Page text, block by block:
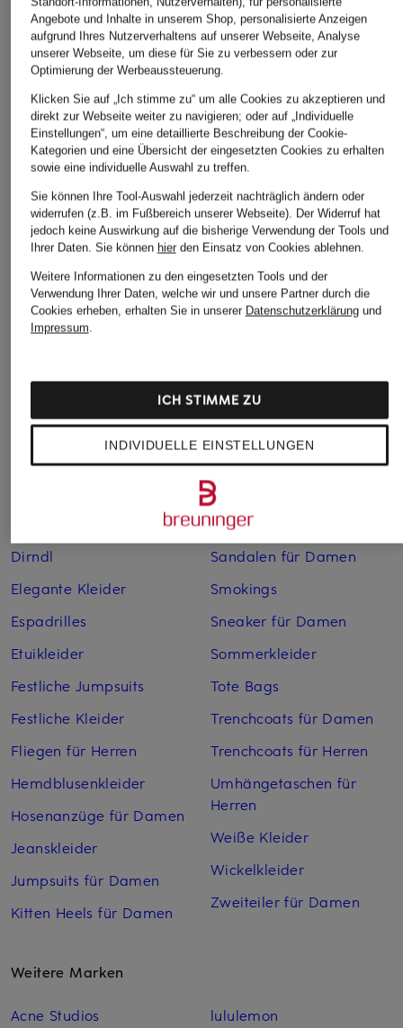
HARPER
CHF 179
Ursprünglich:CHF 359
MAINE
CHF 179
CHF 159
Ursprünglich:
Weitere Kategorien
Abendkleider
Anzüge für Herren
Boleros für Damen
Brautschuhe
Cowboy Boots für Damen
Dirndl
Elegante Kleider
Espadrilles
Etuikleider
Festliche Jumpsuits
Festliche Kleider
Fliegen für Herren
Hemdblusenkleider
Hosenanzüge für Damen
Jeanskleider
Jumpsuits für Damen
Kitten Heels für Damen
Kleider
Leinenhosen für Herren
Leinenkleider
Maxikleider
Regenmäntel für Damen
Sakkos
Sandalen für Damen
Smokings
Sneaker für Damen
Sommerkleider
Tote Bags
Trenchcoats für Damen
Trenchcoats für Herren
Umhängetaschen für
Herren
Weiße Kleider
Wickelkleider
Zweiteiler für Damen
Weitere Marken
Acne Studios
lululemon
Angebote und Inhalte in unserem Shop, personalisierte Anzeigen
aufgrund Ihres Nutzerverhaltens auf unserer Webseite, Analyse
unserer Webseite, um diese für Sie zu verbessern oder zur
Optimierung der Werbeaussteuerung.
Klicken Sie auf „Ich stimme zu“ um alle Cookies zu akzeptieren und
direkt zur Webseite weiter zu navigieren; oder auf „Individuelle
Einstellungen“, um eine detaillierte Beschreibung der Cookie-
Kategorien und eine Übersicht der eingesetzten Cookies zu erhalten
sowie eine individuelle Auswahl zu treffen.
Sie können Ihre Tool-Auswahl jederzeit nachträglich ändern oder
widerrufen (z.B. im Fußbereich unserer Webseite). Der Widerruf hat
jedoch keine Auswirkung auf die bisherige Verwendung der Tools und
Ihrer Daten. Sie können hierden Einsatz von Cookies ablehnen.
Weitere Informationen zu den eingesetzten Tools und der
Verwendung Ihrer Daten, welche wir und unsere Partner durch die
Cookies erheben, erhalten Sie in unserer Datenschutzerklärungund
Impressum.
INDIVIDUELLE EINSTELLUNGEN
ICH STIMME ZU